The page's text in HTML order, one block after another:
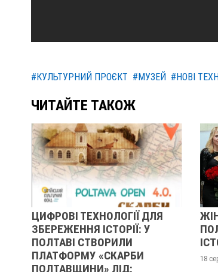
#КУЛЬТУРНИЙ ПРОЄКТ #МУЗЕЙ #НОВІ
ЧИТАЙТЕ ТАКОЖ
ДЛЯ
ІСТОРІЇ: У
«СКАРБИ
ЛІД:
ЖІНКА, ЯКА
ПОЛТАВСЬКИЙ
ІСТОРІЯ ЯНІНИ
18 серпня 2025